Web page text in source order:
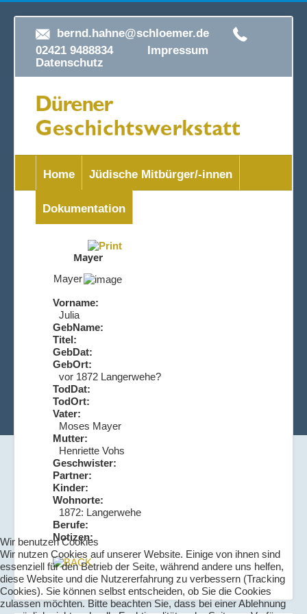
bernd.hahne@schloemer.de
02421 9488834 Impressum
Datenschutz
Home Jüdische Mitbürger/-innen
Dokumentation
Mayer
Mayer
Vorname:
Julia
GebName:
Titel:
GebDat:
GebOrt:
vor 1872 Langerwehe?
TodDat:
TodOrt:
Vater:
Moses Mayer
Mutter:
Henriette Vohs
Geschwister:
Partner:
Kinder:
Wohnorte:
1872: Langerwehe
Berufe:
Notizen:
Wir benutzen Cookies
Wir nutzen Cookies auf unserer Website. Einige von ihnen sind
essenziell für den Betrieb der Seite, während andere uns helfen,
diese Website und die Nutzererfahrung zu verbessern (Tracking
Cookies). Sie können selbst entscheiden, ob Sie die Cookies
zulassen möchten. Bitte beachten Sie, dass bei einer Ablehnung